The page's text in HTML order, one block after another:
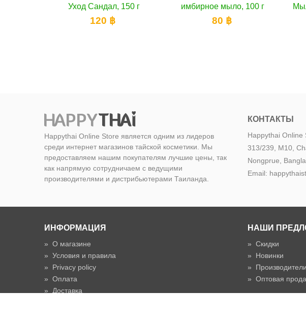
имбирное мыло, 100 г
80 ฿
Мыло классическое, 160 г
100 ฿
Happythai Online Store является одним из лидеров
среди интернет магазинов тайской косметики. Мы
предоставляем нашим покупателям лучшие цены, так
как напрямую сотрудничаем с ведущими
производителями и дистрибьютерами Таиланда.
КОНТАКТЫ
Happythai Online
313/239, M10,
Nongprue,
Email:
ИНФОРМАЦИЯ
» О магазине
» Условия и правила
» Privacy policy
» Оплата
» Доставка
НАШИ
» Скидки
» Новинки
» Производители
» Оптовая